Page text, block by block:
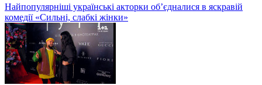
Найпопулярніші українські акторки об’єдналися в яскравій
комедії «Сильні, слабкі жінки»